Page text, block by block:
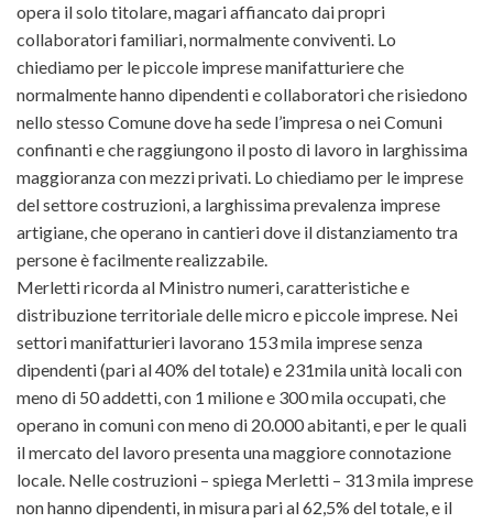
opera il solo titolare, magari affiancato dai propri
collaboratori familiari, normalmente conviventi. Lo
chiediamo per le piccole imprese manifatturiere che
normalmente hanno dipendenti e collaboratori che risiedono
nello stesso Comune dove ha sede l’impresa o nei Comuni
confinanti e che raggiungono il posto di lavoro in larghissima
maggioranza con mezzi privati. Lo chiediamo per le imprese
del settore costruzioni, a larghissima prevalenza imprese
artigiane, che operano in cantieri dove il distanziamento tra
persone è facilmente realizzabile.
Merletti ricorda al Ministro numeri, caratteristiche e
distribuzione territoriale delle micro e piccole imprese. Nei
settori manifatturieri lavorano 153 mila imprese senza
dipendenti (pari al 40% del totale) e 231mila unità locali con
meno di 50 addetti, con 1 milione e 300 mila occupati, che
operano in comuni con meno di 20.000 abitanti, e per le quali
il mercato del lavoro presenta una maggiore connotazione
locale. Nelle costruzioni – spiega Merletti – 313 mila imprese
non hanno dipendenti, in misura pari al 62,5% del totale, e il